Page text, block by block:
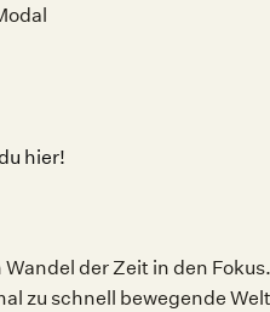
hier!
der Zeit in den
zu schnell bewegende